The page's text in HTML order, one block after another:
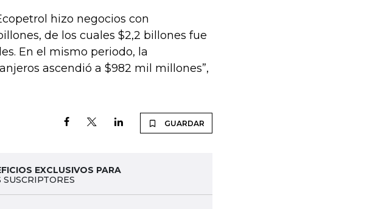
hizo negocios con
de los cuales $2,2 billones fue
En el mismo periodo, la
ascendió a $982 mil millones”,
GUARDAR
EXCLUSIVOS PARA
SUSCRIPTORES